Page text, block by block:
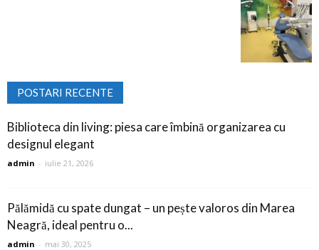
POSTARI RECENTE
Biblioteca din living: piesa care îmbină organizarea cu
designul elegant
admin - iulie 21, 2026
Pălămidă cu spate dungat – un pește valoros din Marea
Neagră, ideal pentru o...
admin - mai 30, 2025